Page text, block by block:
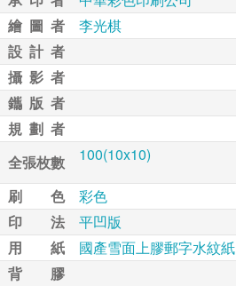
繪 圖 者
李光棋
設 計 者
攝 影 者
鑴 版 者
規 劃 者
全張枚數
100(10x10)
刷 色
彩色
印 法
平凹版
用 紙
國產雪面上膠郵字水紋紙
背 膠